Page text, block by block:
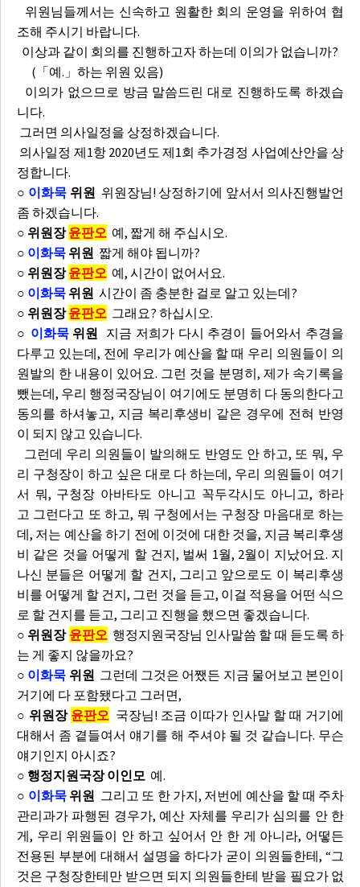
위원님들께서는 신속하고 원활한 회의 운영을 위하여 협
조해 주시기 바랍니다.
이상과 같이 회의를 진행하고자 하는데 이의가 없습니까?
(「예.」하는 위원 있음)
이의가 없으므로 방금 말씀드린 대로 진행하도록 하겠습
니다.
그러면 의사일정을 상정하겠습니다.
의사일정 제1항 2020년도 제1회 추가경정 사업예산안을 상
정합니다.
○ 이화묵 위원 위원장님! 상정하기에 앞서서 의사진행발언
좀 하겠습니다.
○ 위원장윤판오 예, 짧게 해 주십시오.
○ 이화묵 위원 짧게 해야 됩니까?
○ 위원장윤판오 예, 시간이 없어서요.
○ 이화묵 위원 시간이 좀 충분한 걸로 알고 있는데?
○ 위원장윤판오 그래요? 하십시오.
○ 이화묵위원
지금 저희가 다시 추경이 들어와서 추경을
다루고 있는데, 전에 우리가 예산을 할 때 우리 의원들이 의
원발의 한 내용이 있어요. 그런 것을 분명히, 제가 속기록을
뺐는데, 우리 행정국장님이 여기에도 분명히 다 동의한다고
동의를 하셔놓고, 지금 복리후생비 같은 경우에 전혀 반영
이 되지 않고 있습니다.
그런데 우리 의원들이 발의해도 반영도 안 하고, 또 뭐, 우
리 구청장이 하고 싶은 대로 다 하는데, 우리 의원들이 여기
서 뭐, 구청장 아바타도 아니고 꼭두각시도 아니고, 하라
고 그런다고 또 하고, 뭐 구청에서는 구청장 마음대로 하는
데, 저는 예산을 하기 전에 이것에 대한 것을, 지금 복리후생
비 같은 것을 어떻게 할 건지, 벌써 1월, 2월이 지났어요. 지
나신 분들은 어떻게 할 건지, 그리고 앞으로도 이 복리후생
비를 어떻게 할 건지, 그런 것을 듣고, 이걸 적용을 어떤 식으
로 할 건지를 듣고, 그리고 진행을 했으면 좋겠습니다.
○ 위원장 윤판오행정지원국장님 인사말씀 할 때 듣도록 하
는 게 좋지 않을까요?
○ 이화묵 위원 그런데 그것은 어쨌든 지금 물어보고 본인이
거기에 다 포함됐다고 그러면,
○ 위원장 윤판오 국장님! 조금 이따가 인사말 할 때 거기에
대해서 좀 곁들여서 얘기를 해 주셔야 될 것 같습니다. 무슨
얘기인지 아시죠?
○ 행정지원국장 이인모 예.
○ 이화묵위원 그리고 또 한 가지, 저번에 예산을 할 때 주차
관리과가 파행된 경우가, 예산 자체를 우리가 심의를 안 한
게, 우리 위원들이 안 하고 싶어서 안 한 게 아니라, 어떻든
전용된 부분에 대해서 설명을 하다가 굳이 의원들한테, “그
것은 구청장한테만 받으면 되지 의원들한테 받을 필요가 없